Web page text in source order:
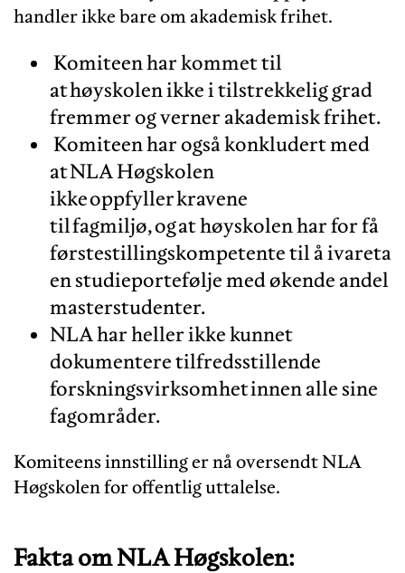
handler ikke bare om akademisk frihet.
Komiteen har kommet til
at høyskolen ikke i tilstrekkelig grad
fremmer og verner akademisk frihet.
Komiteen har også konkludert med
at NLA Høgskolen
ikke oppfyller kravene
til fagmiljø, og at høyskolen har for få
førstestillingskompetente til å ivareta
en studieportefølje med økende andel
masterstudenter.
NLA har heller ikke kunnet
dokumentere tilfredsstillende
forskningsvirksomhet innen alle sine
fagområder.
Komiteens innstilling er nå oversendt NLA
Høgskolen for offentlig uttalelse.
Fakta om NLA Høgskolen: